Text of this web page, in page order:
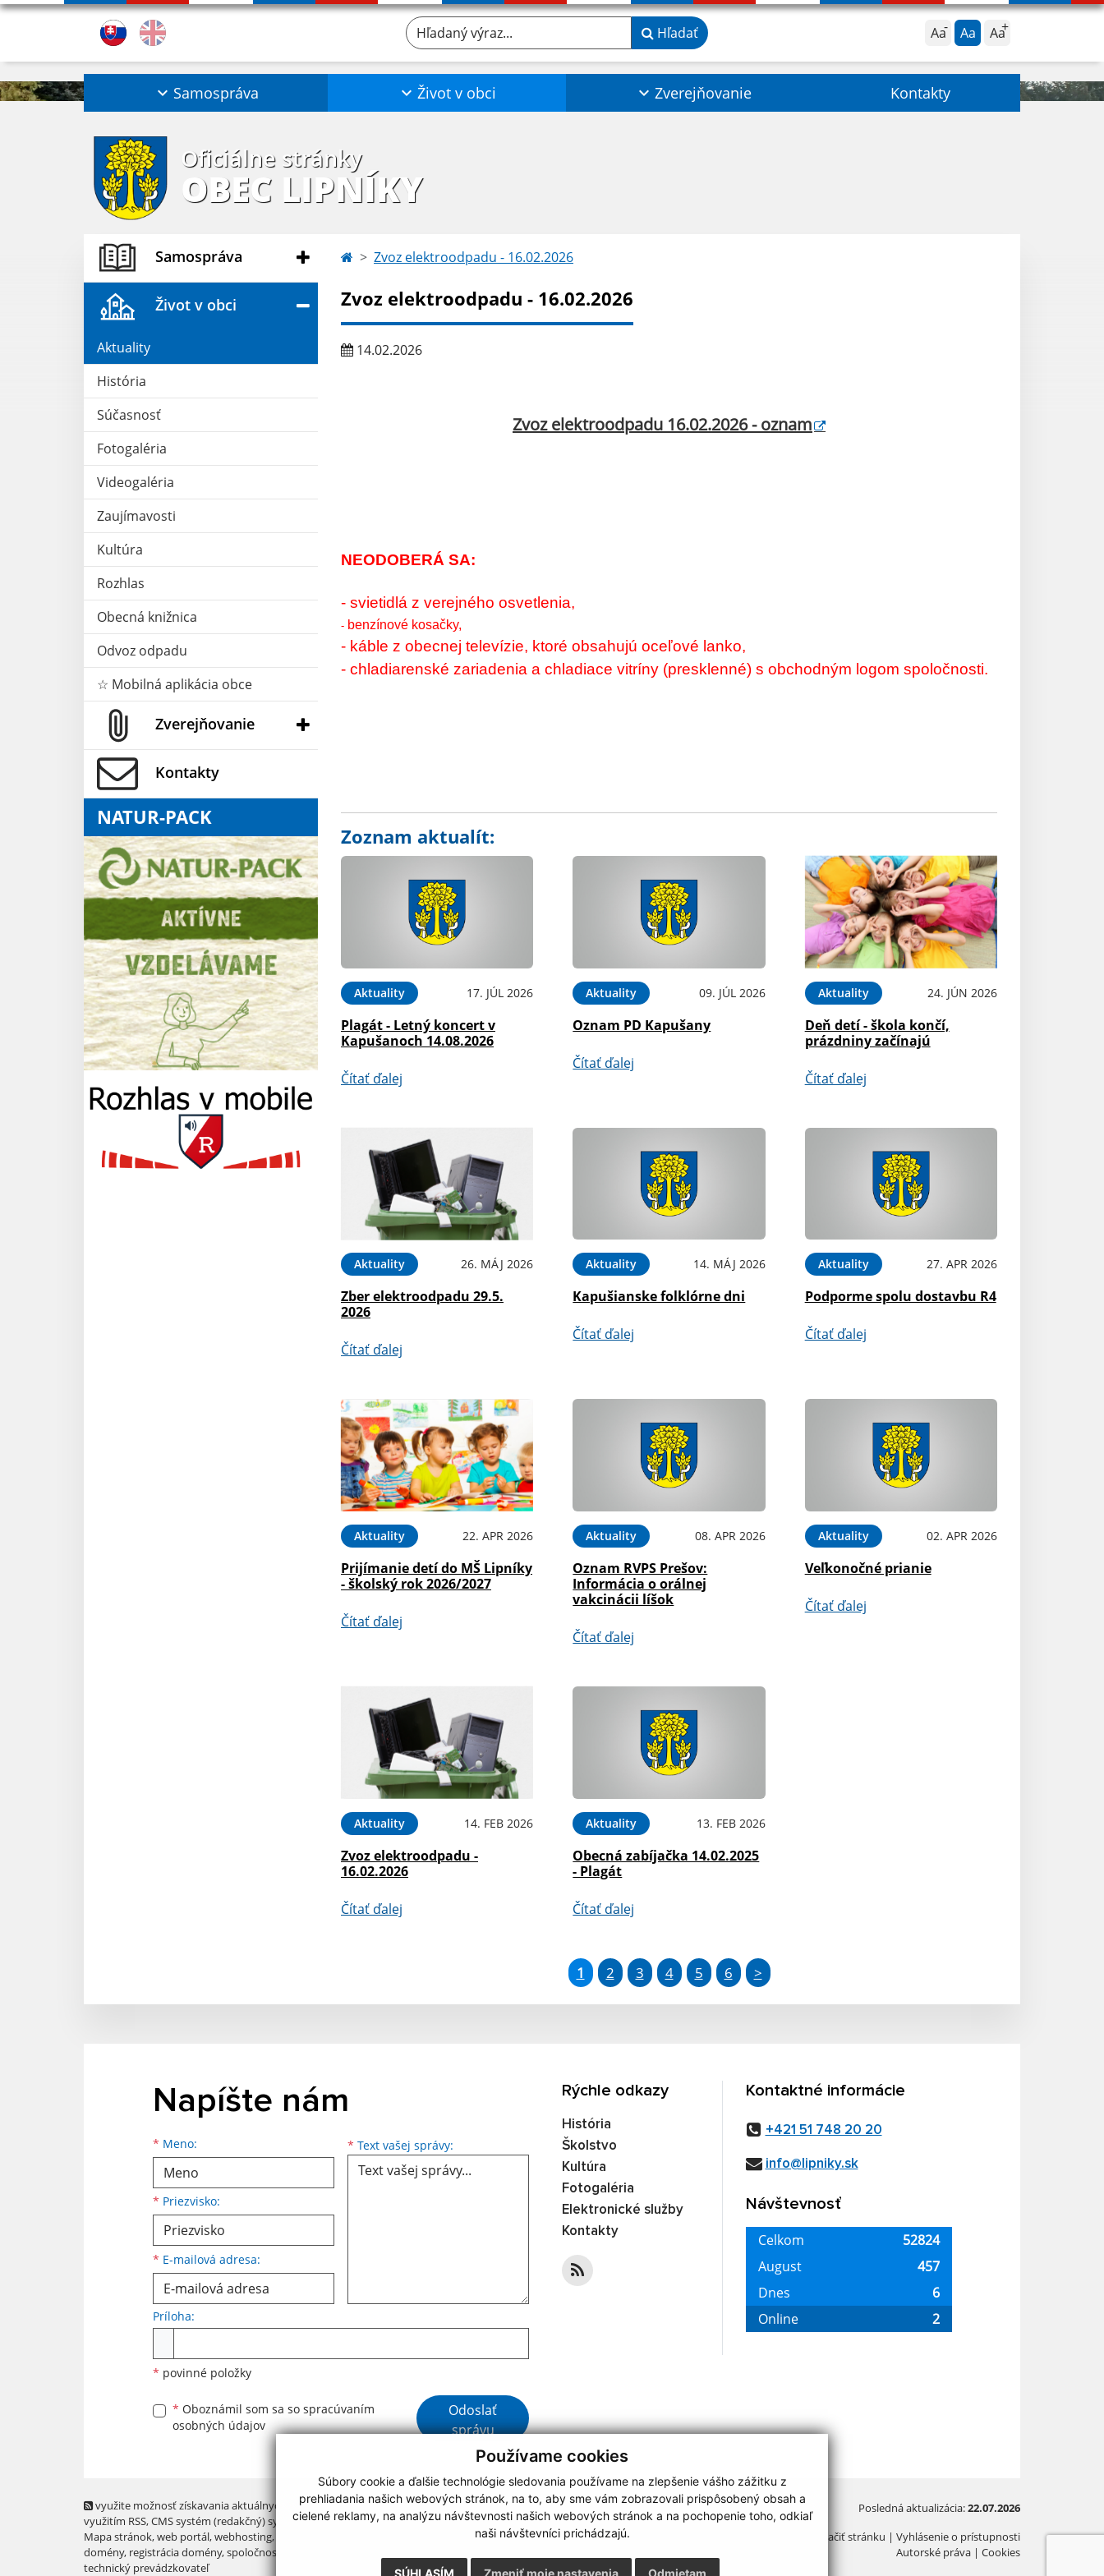
Používame cookies
Súbory cookie a ďalšie technológie sledovania používame na zlepšenie vášho zážitku z
prehliadania našich webových stránok, na to, aby sme vám zobrazovali prispôsobený obsah a
cielené reklamy, na analýzu návštevnosti našich webových stránok a na pochopenie toho, odkiaľ
naši návštevníci prichádzajú.
Aa Aa Aa
Hľadaný výraz... Hľadať
Samospráva Život v obci Zverejňovanie Kontakty
Oficiálne stránky
OBEC LIPNÍKY
Samospráva
Život v obci
Aktuality
História
Súčasnosť
Fotogaléria
Videogaléria
Zaujímavosti
Kultúra
Rozhlas
Obecná knižnica
Odvoz odpadu
☆ Mobilná aplikácia obce
Zverejňovanie
Kontakty
NATUR-PACK
Zvoz elektroodpadu - 16.02.2026
Zvoz elektroodpadu - 16.02.2026
14.02.2026
Zvoz elektroodpadu 16.02.2026 - oznam
NEODOBERÁ SA:
- svietidlá z verejného osvetlenia,
- benzínové kosačky,
- káble z obecnej televízie, ktoré obsahujú oceľové lanko,
- chladiarenské zariadenia a chladiace vitríny (presklenné) s obchodným logom spoločnosti.
Zoznam aktualít:
Aktuality 17. JÚL 2026
Plagát - Letný koncert v
Kapušanoch 14.08.2026
Čítať ďalej
Aktuality 09. JÚL 2026
Oznam PD Kapušany
Čítať ďalej
Aktuality 24. JÚN 2026
Deň detí - škola končí,
prázdniny začínajú
Čítať ďalej
Aktuality 26. MÁJ 2026
Zber elektroodpadu 29.5.
2026
Čítať ďalej
Aktuality 14. MÁJ 2026
Kapušianske folklórne dni
Čítať ďalej
Aktuality 27. APR 2026
Podporme spolu dostavbu R4
Čítať ďalej
Aktuality 22. APR 2026
Prijímanie detí do MŠ Lipníky
- školský rok 2026/2027
Čítať ďalej
Aktuality 08. APR 2026
Oznam RVPS Prešov:
Informácia o orálnej
vakcinácii líšok
Čítať ďalej
Aktuality 02. APR 2026
Veľkonočné prianie
Čítať ďalej
Aktuality 14. FEB 2026
Zvoz elektroodpadu -
16.02.2026
Čítať ďalej
Aktuality 13. FEB 2026
Obecná zabíjačka 14.02.2025
- Plagát
Čítať ďalej
1 2 3 4 5 6 >
Napíšte nám
* Meno:
Meno
* Priezvisko:
Priezvisko
* E-mailová adresa:
E-mailová adresa * Text vašej správy: Text vašej správy...
Príloha:
* povinné položky
* Oboznámil som sa so spracúvaním
osobných údajov
Google reCaptcha Response
Odoslať
správu
Rýchle odkazy
História
Školstvo
Kultúra
Fotogaléria
Elektronické služby
Kontakty
Kontaktné informácie
+421 51 748 20 20
info@lipniky.sk
Návštevnosť
využite možnosť získavania aktuálnych informácií s
využitím RSS, CMS systém (redakčný) systém ECHELON 2,
Mapa stránok,web portál,webhosting,
domény, registrácia domény,spoločnosť webex.digital, s.r.o.
technický prevádzkovateľ
Posledná aktualizácia:22.07.2026
Vytlačiť stránku | Vyhlásenie o prístupnosti
Autorské práva | Cookies
webdesign|